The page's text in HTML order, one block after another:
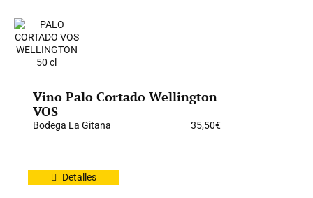
Vino Palo Cortado Wellington
VOS
Bodega La Gitana 35,50€
Detalles